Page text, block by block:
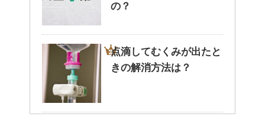
の？
点滴してむくみが出たと
きの解消方法は？